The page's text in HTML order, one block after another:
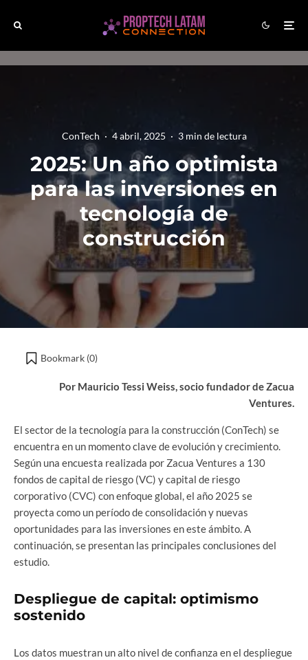
ConTech · 4 abril, 2025 · 3 min de lectura
2025: Un año optimista
para las inversiones en
tecnología de
construcción
Bookmark (0)
Por Mauricio Tessi Weiss, socio fundador de Zacua
Ventures.
El sector de la tecnología para la construcción (ConTech) se
encuentra en un momento clave de evolución y crecimiento.
Según una encuesta realizada por Zacua Ventures a 130
fondos de capital de riesgo (VC) y capital de riesgo
corporativo (CVC) con enfoque global, el año 2025 se
proyecta como un período de consolidación y nuevas
oportunidades para las inversiones en este ámbito. A
continuación, se presentan las principales conclusiones del
estudio.
Despliegue de capital: optimismo
sostenido
Los datos muestran un alto nivel de confianza en el despliegue